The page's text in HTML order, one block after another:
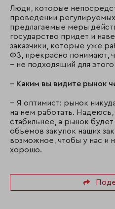
Люди, которые
проведении регулируемых
предлагаемые меры
государство придет и
заказчики, которые уже
ФЗ, прекрасно понимают,
– не подходящий для
– Каким вы видите рынок
– Я оптимист: рынок
на нем работать. Надеюсь,
стабильнее, а рынок
объемов закупок наших
возможное, чтобы у нас и
хорошо.